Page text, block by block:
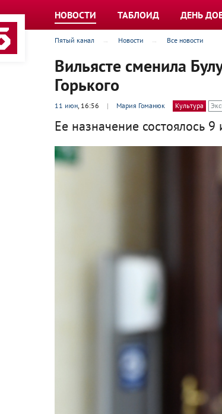
НОВОСТИ ТАБЛОИД ДЕНЬ
Пятый канал Новости Все новости
Вильясте сменила
Горького
11 июн, 16:56 | Мария Гоманюк Культура
Ее назначение состоялось